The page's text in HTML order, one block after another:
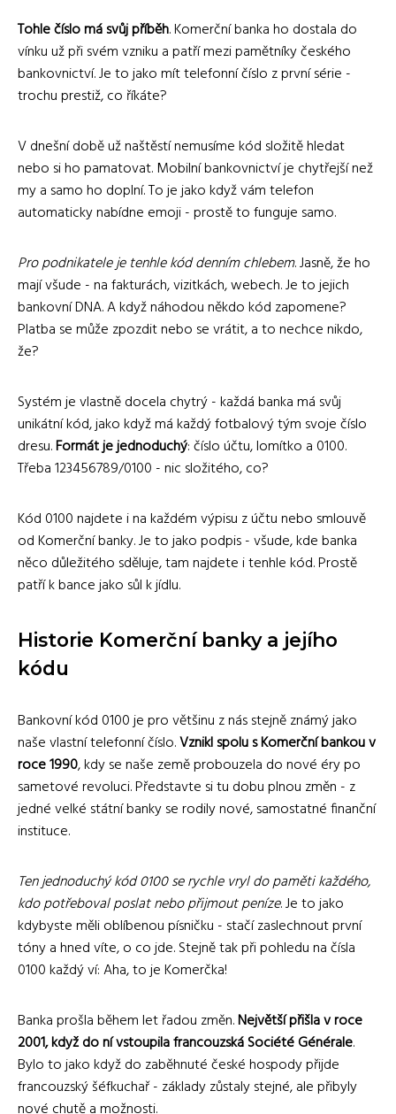
Tohle číslo má svůj příběh. Komerční banka ho dostala do
vínku už při svém vzniku a patří mezi pamětníky českého
bankovnictví. Je to jako mít telefonní číslo z první série -
trochu prestiž, co říkáte?
V dnešní době už naštěstí nemusíme kód složitě hledat
nebo si ho pamatovat. Mobilní bankovnictví je chytřejší než
my a samo ho doplní. To je jako když vám telefon
automaticky nabídne emoji - prostě to funguje samo.
Pro podnikatele je tenhle kód denním chlebem. Jasně, že ho
mají všude - na fakturách, vizitkách, webech. Je to jejich
bankovní DNA. A když náhodou někdo kód zapomene?
Platba se může zpozdit nebo se vrátit, a to nechce nikdo,
že?
Systém je vlastně docela chytrý - každá banka má svůj
unikátní kód, jako když má každý fotbalový tým svoje číslo
dresu.Formát je jednoduchý: číslo účtu, lomítko a 0100.
Třeba 123456789/0100 - nic složitého, co?
Kód 0100 najdete i na každém výpisu z účtu nebo smlouvě
od Komerční banky. Je to jako podpis - všude, kde banka
něco důležitého sděluje, tam najdete i tenhle kód. Prostě
patří k bance jako sůl k jídlu.
Historie Komerční banky a jejího
kódu
Bankovní kód 0100 je pro většinu z nás stejně známý jako
naše vlastní telefonní číslo.Vznikl spolu s Komerční bankou v
roce 1990, kdy se naše země probouzela do nové éry po
sametové revoluci. Představte si tu dobu plnou změn - z
jedné velké státní banky se rodily nové, samostatné finanční
instituce.
Ten jednoduchý kód 0100 se rychle vryl do paměti každého,
kdo potřeboval poslat nebo přijmout peníze. Je to jako
kdybyste měli oblíbenou písničku - stačí zaslechnout první
tóny a hned víte, o co jde. Stejně tak při pohledu na čísla
0100 každý ví: Aha, to je Komerčka!
Banka prošla během let řadou změn.Největší přišla v roce
2001, když do ní vstoupila francouzská Société Générale.
Bylo to jako když do zaběhnuté české hospody přijde
francouzský šéfkuchař - základy zůstaly stejné, ale přibyly